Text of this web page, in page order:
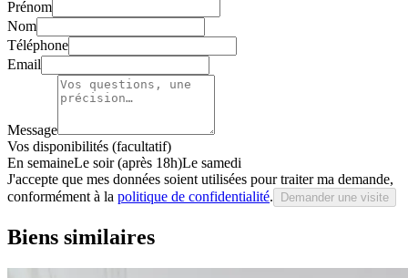
Prénom
Nom
Téléphone
Email
Message
Vos disponibilités (facultatif)
En semaineLe soir (après 18h)Le samedi
J'accepte que mes données soient utilisées pour traiter ma demande,
conformément à la politique de confidentialité. Demander une visite
Biens similaires